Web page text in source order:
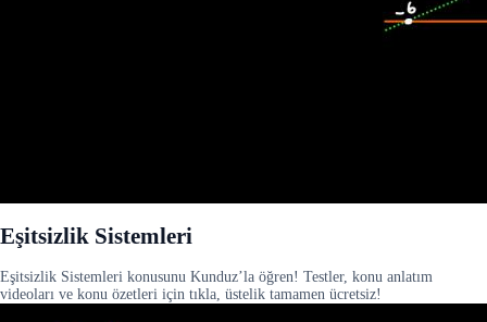
Eşitsizlik Sistemleri
Eşitsizlik Sistemleri konusunu Kunduz’la öğren! Testler, konu anlatım
videoları ve konu özetleri için tıkla, üstelik tamamen ücretsiz!